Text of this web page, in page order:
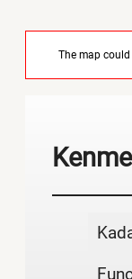
The map could